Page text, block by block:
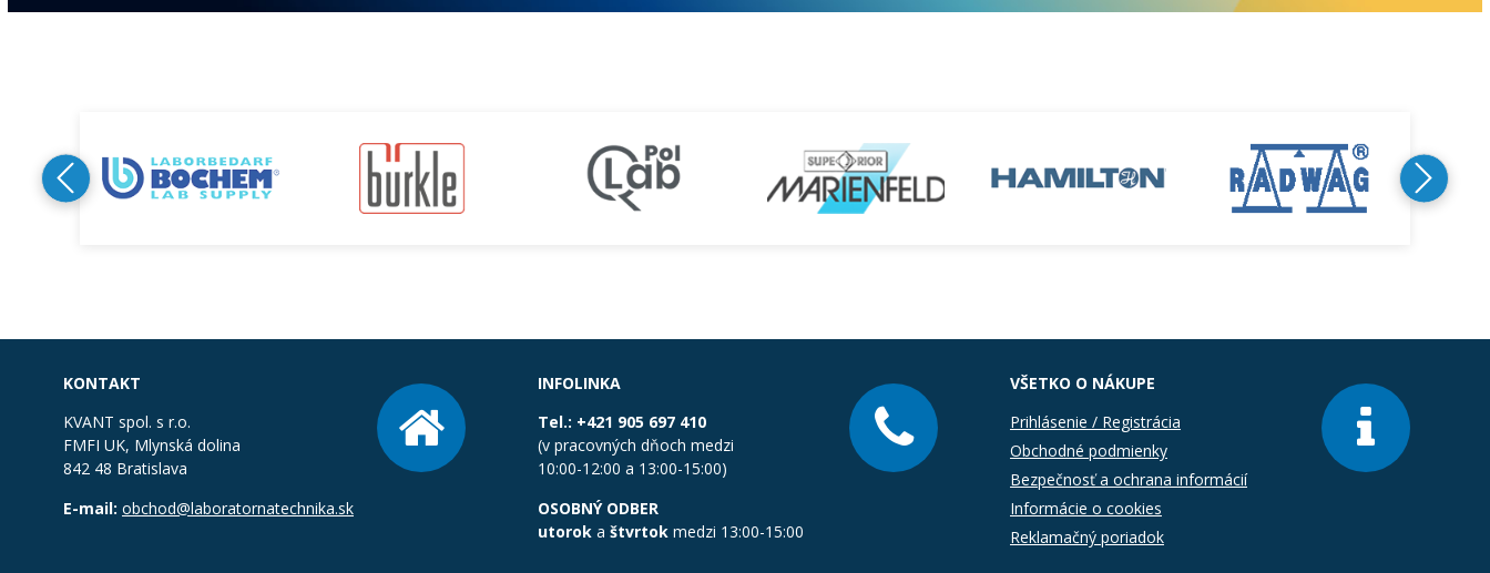
KONTAKT
KVANT spol. s r.o.
FMFI UK, Mlynská dolina
842 48 Bratislava
E-mail: obchod@laboratornatechnika.sk
INFOLINKA
Tel.: +421 905 697 410
(v pracovných dňoch medzi
10:00-12:00 a 13:00-15:00)
OSOBNÝ ODBER
utorok a štvrtok medzi 13:00-15:00
VŠETKO O NÁKUPE
Prihlásenie / Registrácia
Obchodné podmienky
Bezpečnosť a ochrana informácií
Informácie o cookies
Reklamačný poriadok